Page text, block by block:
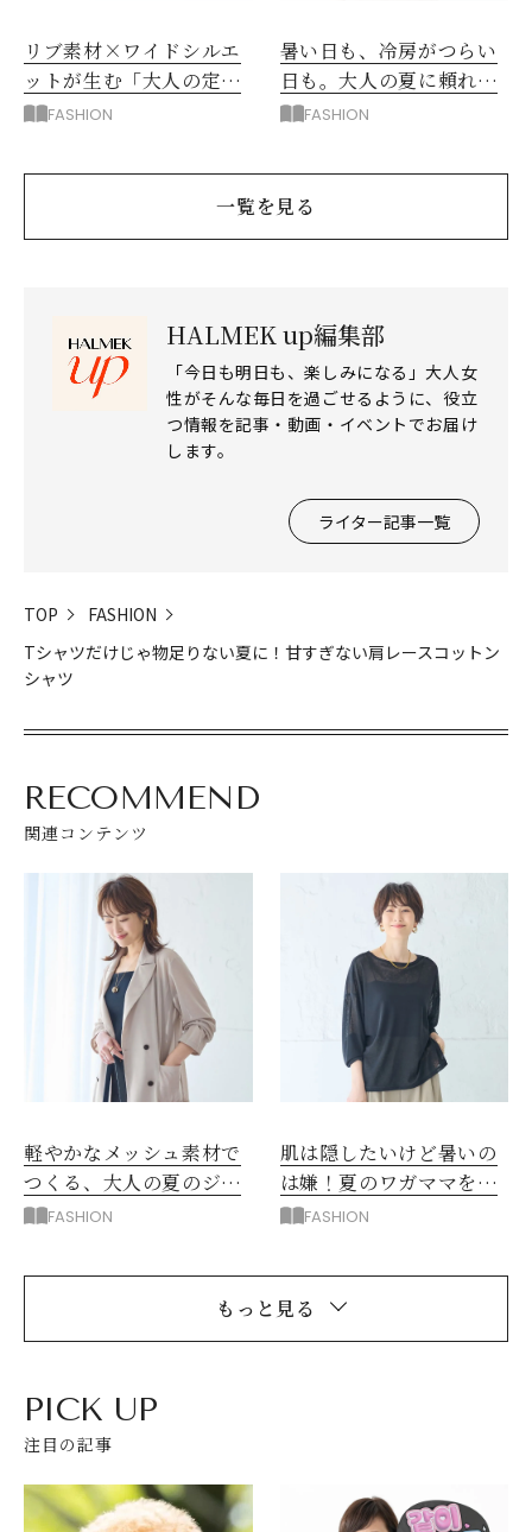
リブ素材×ワイドシルエ
ットが生む「大人の定番
パンツ」！忙しい毎日に
FASHION
暑い日も、冷房がつらい
日も。大人の夏に頼れる
日本製・綿100％のカー
FASHION
一覧を見る
HALMEK up編集部
「今日も明日も、楽しみになる」大人女
性がそんな毎日を過ごせるように、役立
つ情報を記事・動画・イベントでお届け
します。
ライター記事一覧
TOP
FASHION
Tシャツだけじゃ物足りない夏に！甘すぎない肩レースコットン
シャツ
RECOMMEND
関連コンテンツ
軽やかなメッシュ素材で
つくる、大人の夏のジャ
ケットスタイル
FASHION
肌は隠したいけど暑いの
は嫌！夏のワガママを叶
えるシアープルオーバー
FASHION
もっと見る
PICK UP
注目の記事